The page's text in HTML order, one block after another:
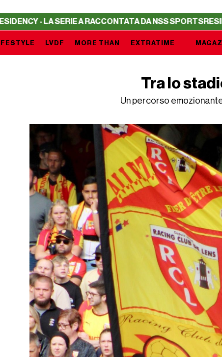
A RACCONTATA DA NSS SPORTSRESIDENCY - LA SERIE
EXTRATIME
LVDF MORE THAN
Tra lo
Un percorso